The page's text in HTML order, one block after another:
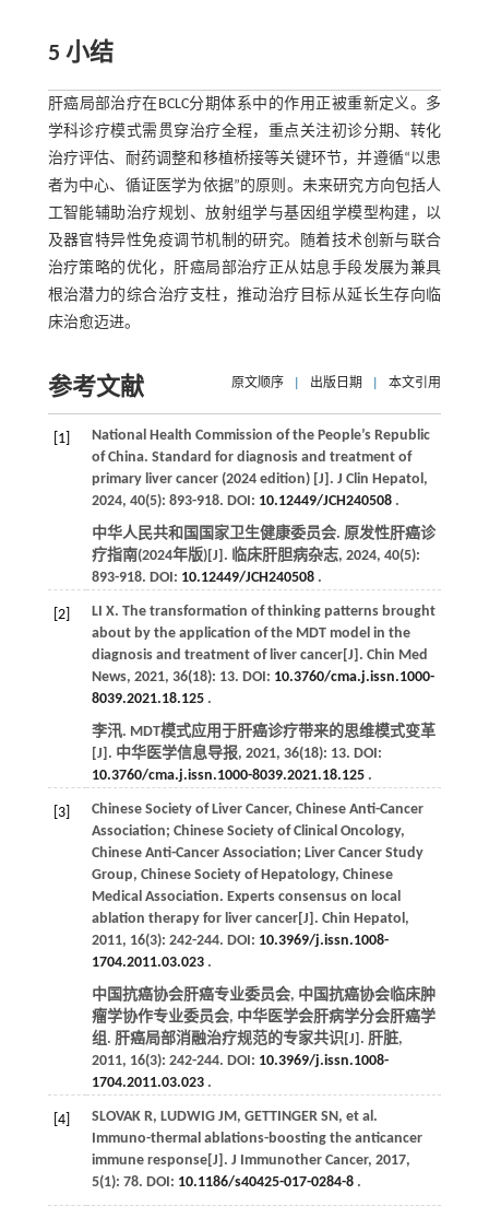
5 小结
肝癌局部治疗在BCLC分期体系中的作用正被重新定义。多
学科诊疗模式需贯穿治疗全程，重点关注初诊分期、转化
治疗评估、耐药调整和移植桥接等关键环节，并遵循“以患
者为中心、循证医学为依据”的原则。未来研究方向包括人
工智能辅助治疗规划、放射组学与基因组学模型构建，以
及器官特异性免疫调节机制的研究。随着技术创新与联合
治疗策略的优化，肝癌局部治疗正从姑息手段发展为兼具
根治潜力的综合治疗支柱，推动治疗目标从延长生存向临
床治愈迈进。
参考文献 原文顺序 出版日期 本文引用
[1]
National Health Commission of the People’s Republic
of China. Standard for diagnosis and treatment of
primary liver cancer (2024 edition) [J]. J Clin Hepatol ,
2024, 40(5): 893-918. DOI: 10.12449/JCH240508.
中华人民共和国国家卫生健康委员会. 原发性肝癌诊
疗指南(2024年版)[J]. 临床肝胆病杂志, 2024, 40(5):
893-918. DOI: 10.12449/JCH240508.
[2] LI X. The transformation of thinking patterns brought
about by the application of the MDT model in the
diagnosis and treatment of liver cancer[J]. Chin Med
News, 2021, 36(18): 13. DOI: 10.3760/cma.j.issn.1000-
8039.2021.18.125.
李汛. MDT模式应用于肝癌诊疗带来的思维模式变革
[J]. 中华医学信息导报, 2021, 36(18): 13. DOI:
10.3760/cma.j.issn.1000-8039.2021.18.125.
[3]
Chinese Society of Liver Cancer, Chinese Anti-Cancer
Association; Chinese Society of Clinical Oncology,
Chinese Anti-Cancer Association; Liver Cancer Study
Group, Chinese Society of Hepatology, Chinese
Medical Association. Experts consensus on local
ablation therapy for liver cancer[J]. Chin Hepatol ,
2011, 16(3): 242-244. DOI: 10.3969/j.issn.1008-
1704.2011.03.023.
中国抗癌协会肝癌专业委员会, 中国抗癌协会临床肿
瘤学协作专业委员会, 中华医学会肝病学分会肝癌学
组. 肝癌局部消融治疗规范的专家共识[J]. 肝脏,
2011, 16(3): 242-244. DOI: 10.3969/j.issn.1008-
1704.2011.03.023.
[4] SLOVAK R, LUDWIG JM, GETTINGER SN, et al .
Immuno-thermal ablations-boosting the anticancer
immune response[J]. J Immunother Cancer, 2017,
5(1): 78. DOI: 10.1186/s40425-017-0284-8.